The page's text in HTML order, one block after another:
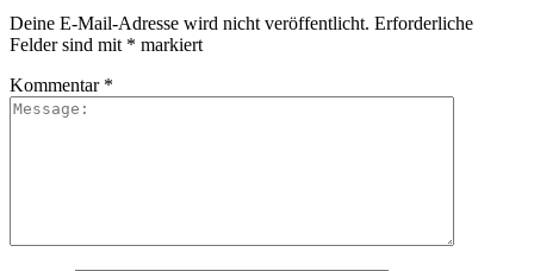
Deine E-Mail-Adresse wird nicht veröffentlicht. Erforderliche
Felder sind mit * markiert
Kommentar *